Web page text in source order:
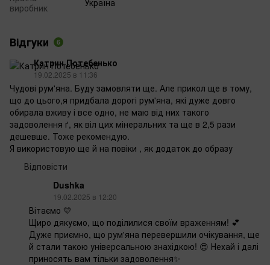
виробник
Відгуки 6
Катрин Потебенько
19.02.2025 в 11:36
Чудові рум'яна. Буду замовляти ще. Але прикол ще в тому,
що до цього,я придбала дорогі рум'яна, які дуже довго
обирала вживу і все одно, не маю від них такого
задоволення ґ, як віл цих мінеральних та ще в 2,5 рази
дешевше. Тоже рекомендую.
Я використовую ще й на повіки , як додаток до образу
Відповісти
Dushka
19.02.2025 в 12:20
Вітаємо 💛
Щиро дякуємо, що поділилися своїм враженням! 💕
Дуже приємно, що рум'яна перевершили очікування, ще
й стали такою універсальною знахідкою! 😍 Нехай і далі
приносять вам тільки задоволення✨